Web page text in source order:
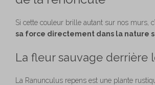
Si cette couleur brille autant sur nos murs,
sa force directement dans la nature
La fleur sauvage derrière
La Ranunculus repens est une plante